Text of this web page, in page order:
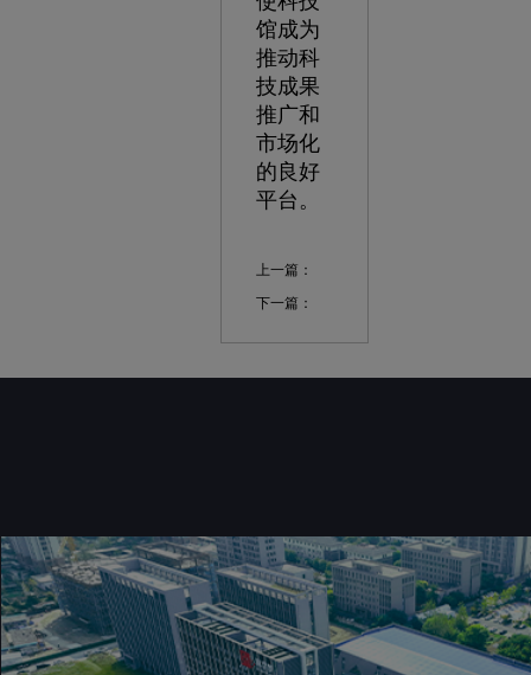
馆成为
推动科
技成果
推广和
市场化
的良好
平台。
上一篇：
下一篇：